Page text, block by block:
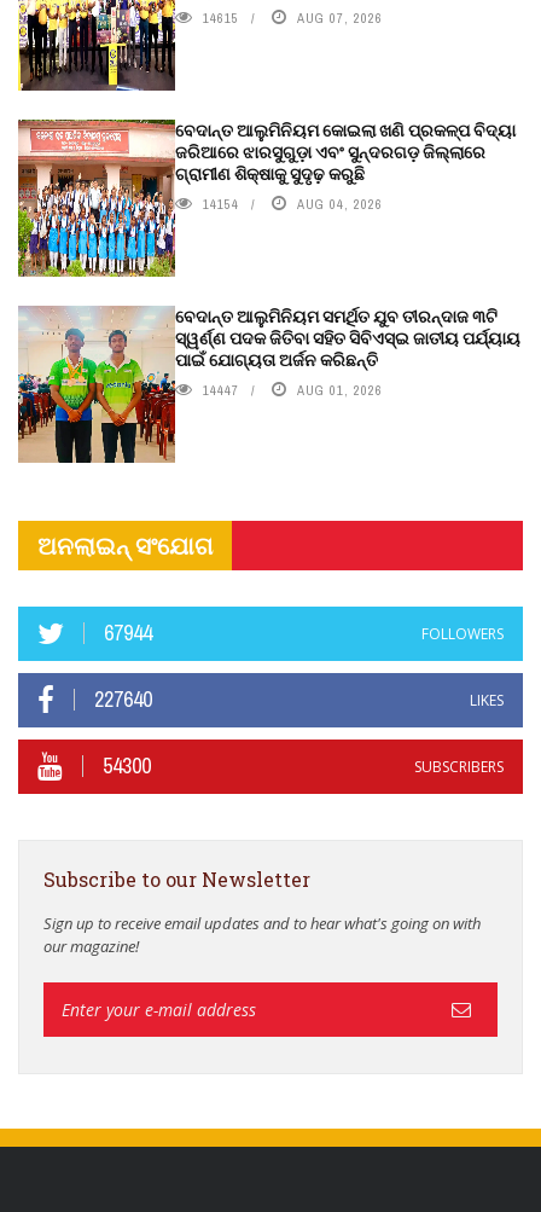
14615 AUG 07, 2026
ବେଦାନ୍ତ ଆଲୁମିନିୟମ କୋଇଲା ଖଣି ପ୍ରକଳ୍ପ ବିଦ୍ୟା
ଜରିଆରେ ଝାରସୁଗୁଡ଼ା ଏବଂ ସୁନ୍ଦରଗଡ଼ ଜିଲ୍ଲାରେ
ଗ୍ରାମୀଣ ଶିକ୍ଷାକୁ ସୁଦୃଢ଼ କରୁଛି
14154 AUG 04, 2026
ବେଦାନ୍ତ ଆଲୁମିନିୟମ ସମର୍ଥିତ ଯୁବ ତୀରନ୍ଦାଜ ୩ଟି
ସ୍ୱର୍ଣ୍ଣ ପଦକ ଜିତିବା ସହିତ ସିବିଏସ୍ଇ ଜାତୀୟ ପର୍ଯ୍ୟାୟ
ପାଇଁ ଯୋଗ୍ୟତା ଅର୍ଜନ କରିଛନ୍ତି
14447 AUG 01, 2026
ଅନଲାଇନ୍ ସଂଯୋଗ
67944 FOLLOWERS
227640 LIKES
54300 SUBSCRIBERS
Subscribe to our Newsletter
Sign up to receive email updates and to hear what's going on with
our magazine!